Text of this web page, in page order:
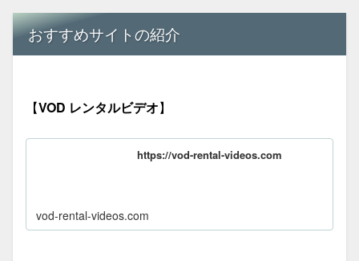
おすすめサイトの紹介
【VOD レンタルビデオ】
https://vod-rental-videos.com
vod-rental-videos.com